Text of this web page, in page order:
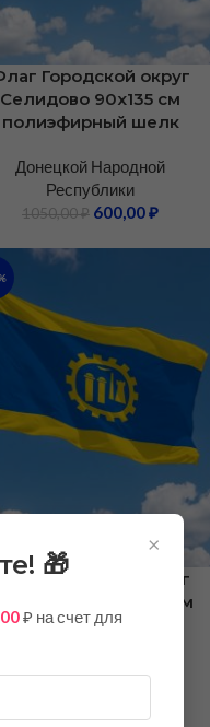
Городской округ
Селидово 90х135 см
полиэфирный шелк
Донецкой Народной
Республики
1050,00₽ 600,00₽
Городской округ
100х150 см
полиэфирный шелк
1450,00₽750,00₽
×
🎁
₽ на счет для